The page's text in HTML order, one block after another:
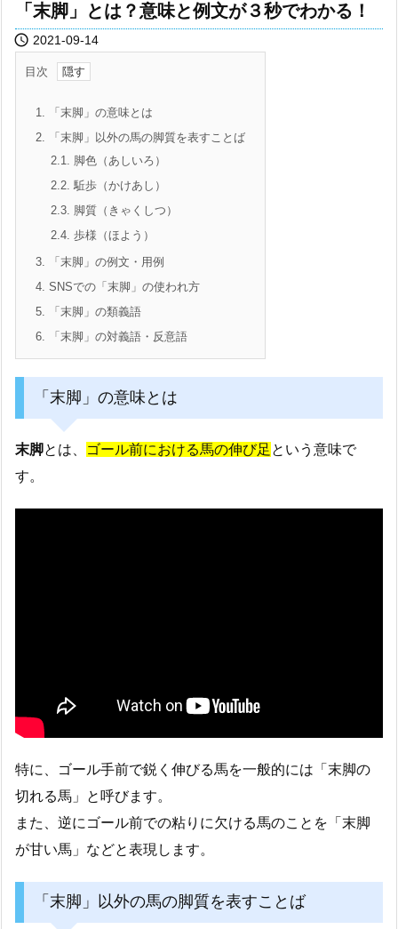
「末脚」とは？意味と例文が３秒でわかる！
 2021-09-14
目次
1. 「末脚」の意味とは
2. 「末脚」以外の馬の脚質を表すことば
2.1. 脚色（あしいろ）
2.2. 駈歩（かけあし）
2.3. 脚質（きゃくしつ）
2.4. 歩様（ほよう）
3. 「末脚」の例文・用例
4. SNSでの「末脚」の使われ方
5. 「末脚」の類義語
6. 「末脚」の対義語・反意語
「末脚」の意味とは
末脚とは、 ゴール前における馬の伸び足 という意味で
す。
特に、ゴール手前で鋭く伸びる馬を一般的には「末脚の
切れる馬」と呼びます。
また、逆にゴール前での粘りに欠ける馬のことを「末脚
が甘い馬」などと表現します。
「末脚」以外の馬の脚質を表すことば